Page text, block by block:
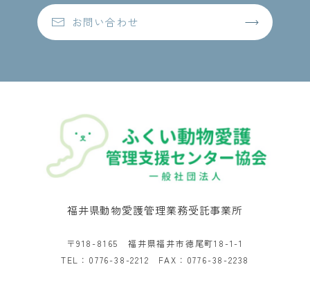
お問い合わせ
福井県動物愛護管理業務受託事業所
〒918-8165 福井県福井市徳尾町18-1-1
TEL：0776-38-2212 FAX：0776-38-2238